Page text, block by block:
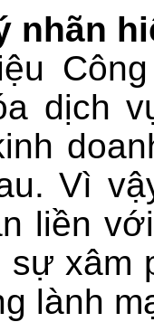
nhãn
dịch
Vì
liền
sự xâm
lành